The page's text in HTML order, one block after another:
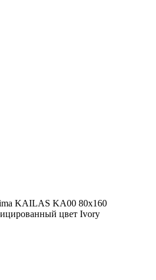
KAILAS KA00 80x160
цвет Ivory